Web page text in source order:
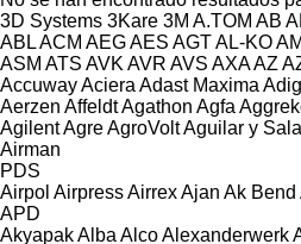
3D Systems 3Kare 3M A.TOM AB
ABLACM AEGAES AGTAL-KO
ASM ATS AVK AVR AVS AXAAZ
AccuwayAciera Adast Maxima
Aerzen AffeldtAgathon Agfa
AgilentAgreAgroVoltAguilar y
Airman
PDS
Airpol AirpressAirrexAjan Ak Bend
APD
AkyapakAlba AlcoAlexanderwerk